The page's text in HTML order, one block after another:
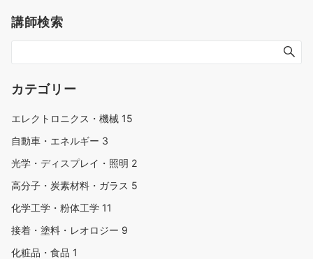
講師検索
カテゴリー
エレクトロニクス・機械 15
自動車・エネルギー 3
光学・ディスプレイ・照明 2
高分子・炭素材料・ガラス 5
化学工学・粉体工学 11
接着・塗料・レオロジー 9
化粧品・食品 1